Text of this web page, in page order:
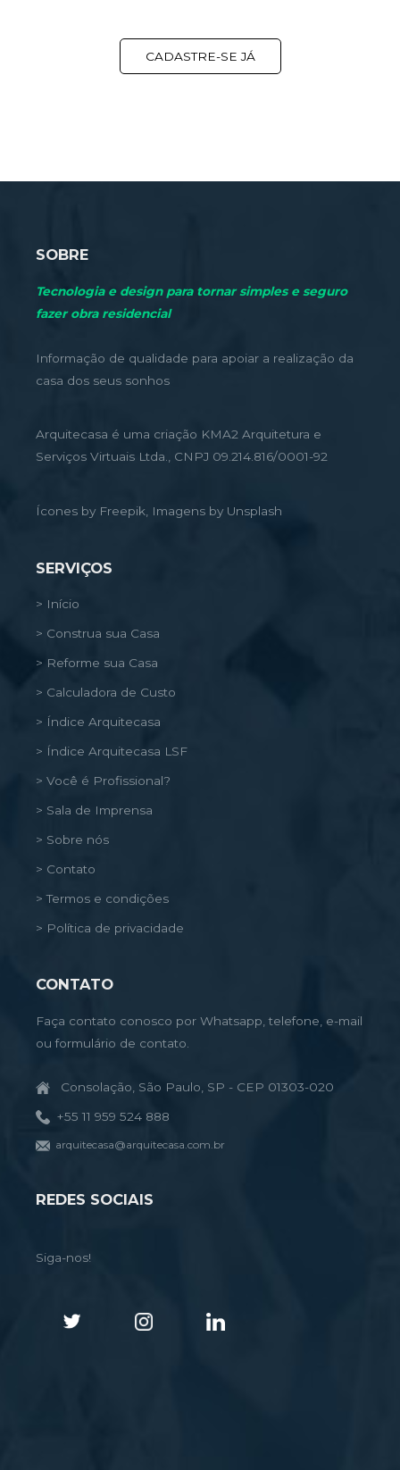
CADASTRE-SE JÁ
SOBRE
Tecnologia e design para tornar simples e seguro
fazer obra residencial
Informação de qualidade para apoiar a realização da
casa dos seus sonhos
Arquitecasa é uma criação KMA2 Arquitetura e
Serviços Virtuais Ltda., CNPJ 09.214.816/0001-92
Ícones by Freepik, Imagens by Unsplash
SERVIÇOS
> Início
> Construa sua Casa
> Reforme sua Casa
> Calculadora de Custo
> Índice Arquitecasa
> Índice Arquitecasa LSF
> Você é Profissional?
> Sala de Imprensa
> Sobre nós
> Contato
> Termos e condições
> Política de privacidade
CONTATO
Faça contato conosco por Whatsapp, telefone, e-mail
ou formulário de contato.
Consolação, São Paulo, SP - CEP 01303-020
+55 11 959 524 888
arquitecasa@arquitecasa.com.br
REDES SOCIAIS
Siga-nos!